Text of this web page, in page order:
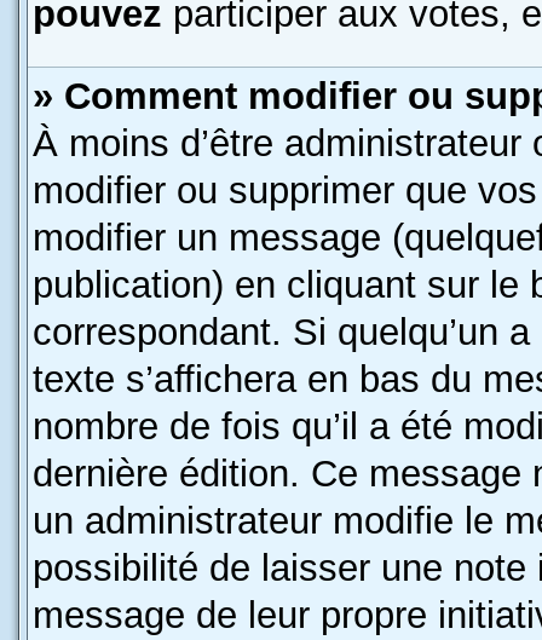
pouvez participer aux votes,
» Comment modifier ou
À moins d’être
modifier ou supprimer que
modifier un message
publication) en cliquant sur le
correspondant. Si quelqu’un
texte s’affichera en bas du
nombre de fois qu’il a été
dernière édition. Ce message
un administrateur modifie le
possibilité de laisser une note
message de leur propre